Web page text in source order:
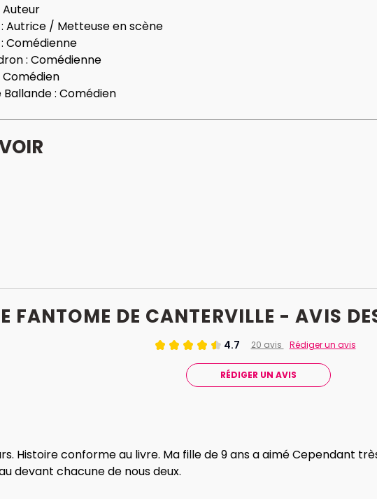
Auteur
Autrice / Metteuse en scène
Comédienne
: Comédienne
Comédien
: Comédien
FANTOME DE CANTERVILLE - AVIS
4.7 20 avis Rédiger un avis
RÉDIGER UN AVIS
Histoire conforme au livre. Ma fille de 9 ans a aimé Cependant
devant chacune de nous deux.